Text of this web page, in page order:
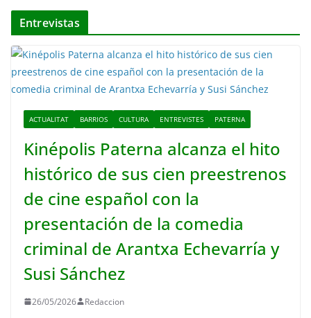
Entrevistas
ACTUALITAT BARRIOS CULTURA ENTREVISTES PATERNA
Kinépolis Paterna alcanza el hito
histórico de sus cien preestrenos
de cine español con la
presentación de la comedia
criminal de Arantxa Echevarría y
Susi Sánchez
26/05/2026 Redaccion